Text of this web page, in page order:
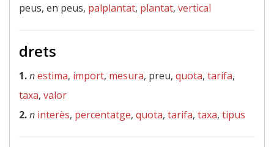
peus, en peus, palplantat, plantat, vertical
drets
1.nestima, import, mesura, preu, quota, tarifa,
taxa, valor
2.n interès, percentatge, quota, tarifa, taxa, tipus